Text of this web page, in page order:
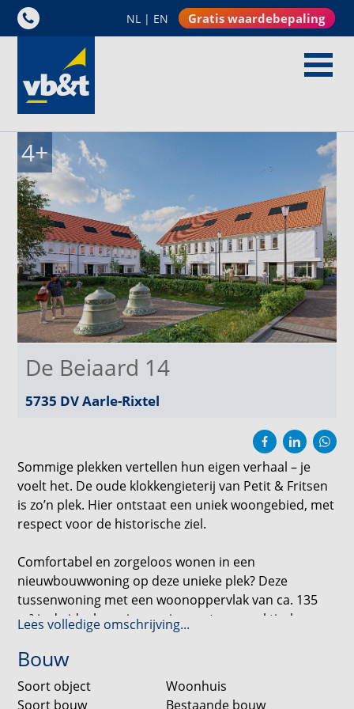
NL | EN Gratis waardebepaling
4+
De Beiaard 14
5735 DVAarle-Rixtel
Sommige plekken vertellen hun eigen verhaal – je
voelt het. De oude klokkengieterij van Petit & Fritsen
is zo’n plek. Hier ontstaat een uniek woongebied, met
respect voor de historische ziel.
Comfortabel en zorgeloos wonen in een
nieuwbouwwoning op deze unieke plek? Deze
tussenwoning met een woonoppervlak van ca. 135
m² is de ideale gezinswoning met een praktische
indeling, veel licht en volop mogelijkheden voor de
toekomst.
De begane grond beschikt over een lichte
Lees volledige omschrijving...
Bouw
Soort object
Woonhuis
Soort bouw
Bestaande bouw